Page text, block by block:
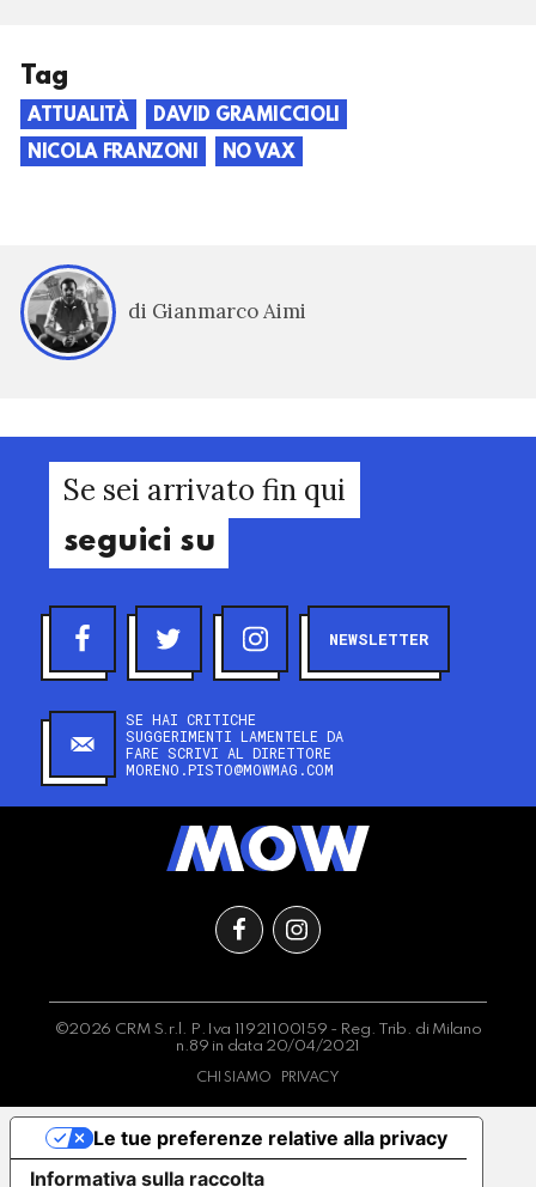
Tag
ATTUALITÀ
DAVID GRAMICCIOLI
NICOLA FRANZONI
NO VAX
di Gianmarco Aimi
Se sei arrivato fin qui
seguici su
NEWSLETTER
SE HAI CRITICHE
SUGGERIMENTI LAMENTELE DA
FARE SCRIVI AL DIRETTORE
MORENO.PISTO@MOWMAG.COM
©2026 CRM S.r.l. P.Iva 11921100159 - Reg. Trib. di Milano
n.89 in data 20/04/2021
CHI SIAMO PRIVACY
Informativa sulla raccolta
Le tue preferenze relative alla privacy